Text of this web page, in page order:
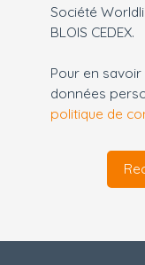
Société
BLOIS CEDEX.
Pour en
données
politique de